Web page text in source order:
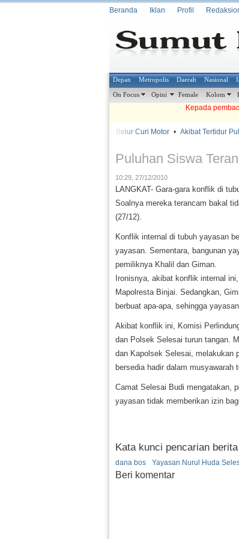
Beranda Iklan Profil
Depan Metropolis Daerah Nasional
On Focus Opini Female Kolom
Kepada
Babak Belur Curi Motor • Akibat Tertidur
Puluhan Siswa
10:29, 27/12/2010
LANGKAT- Gara-gara konflik di
Soalnya mereka terancam bakal
(27/12).
Konflik internal di tubuh yayasan
yayasan. Sementara, bangunan
pemiliknya Khalil dan Giman.
Ironisnya, akibat konflik internal
Mapolresta Binjai. Sedangkan,
berbuat apa-apa, sehingga
Akibat konflik ini, Komisi
dan Polsek Selesai turun tangan.
dan Kapolsek Selesai, melakukan
bersedia hadir dalam musyawarah
Camat Selesai Budi mengatakan,
yayasan tidak memberikan izin
Kata kunci pencarian
dana bos Yayasan Nurul Huda
Beri komentar